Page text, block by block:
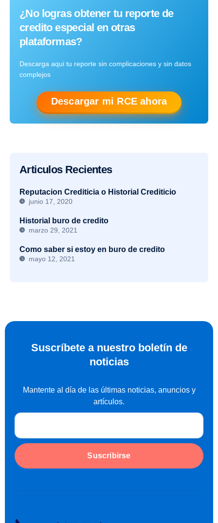
¿No logras obtener tu reporte de
credito especial en otras
plataformas?
Descarga aqui tu reporte sin complicaciones y sin datos
complejos
Descargar mi RCE ahora
Articulos Recientes
Reputacion Crediticia o Historial Crediticio
junio 17, 2020
Historial buro de credito
marzo 29, 2021
Como saber si estoy en buro de credito
mayo 12, 2021
Suscríbete a nuestro boletín de
noticias
Mantente al día de las últimas noticias, anuncios y
artículos.
Suscribirse